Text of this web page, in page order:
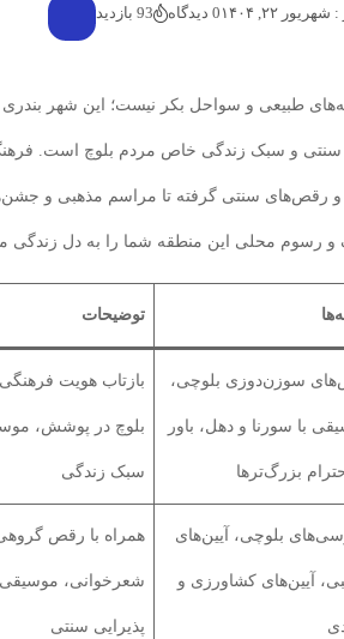
۲۲, ۱۴۰۴ 0 دیدگاه 93 بازدید
طبیعی و سواحل بکر نیست؛ این شهر بندری
سنتی و سبک زندگی خاص مردم بلوچ است.
رقص‌های سنتی گرفته تا مراسم مذهبی و
رسوم محلی این منطقه شما را به دل زندگی
توضیحات
سوزن‌دوزی بلوچی،
با سورنا و دهل، باور
بزرگ‌ترها
بازتاب هویت
بلوچ در پوشش،
سبک زندگی
بلوچی، آیین‌های
آیین‌های کشاورزی و
همراه با رقص
شعرخوانی،
پذیرایی سنتی